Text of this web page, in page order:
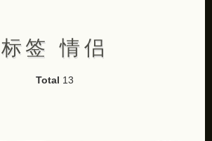
标签 情侣
Total 13